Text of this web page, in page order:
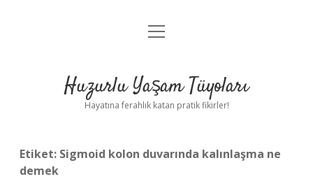
Anasayfa
Yasal Uyarı
menüyü
Huzurlu Yaşam Tüyoları
Hayatına ferahlık katan pratik fikirler!
Etiket: Sigmoid kolon duvarında kalınlaşma ne
demek